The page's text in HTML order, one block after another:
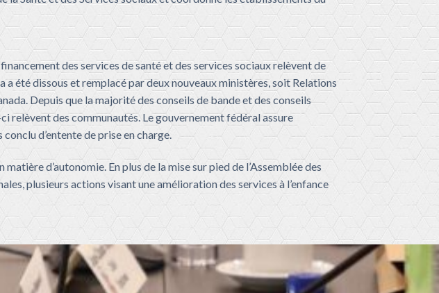
des services de santé et des services sociaux relèvent de
été dissous et remplacé par deux nouveaux ministères, soit Relations
Depuis que la majorité des conseils de bande et des conseils
relèvent des communautés. Le gouvernement fédéral assure
d’entente de prise en charge.
d’autonomie. En plus de la mise sur pied de l’Assemblée des
plusieurs actions visant une amélioration des services à l’enfance